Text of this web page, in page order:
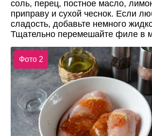
соль, перец, постное масло,
приправу и сухой чеснок. Если
сладость, добавьте немного
Тщательно перемешайте филе в
Фото 2